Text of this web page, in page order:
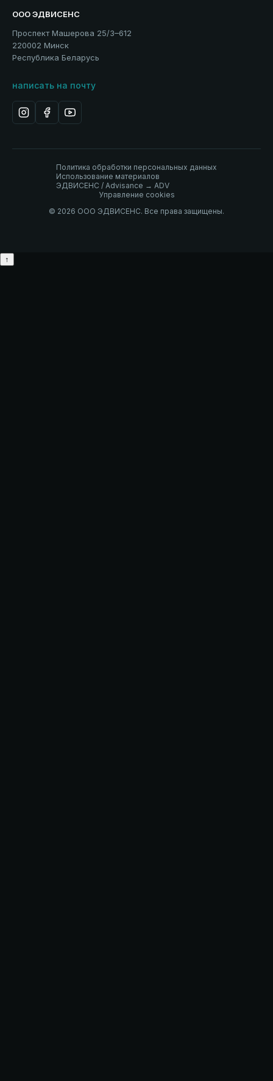
ООО ЭДВИСЕНС
Проспект Машерова 25/3–612
220002 Минск
Республика Беларусь
написать на почту
Политика обработки персональных данных
Использование материалов
ЭДВИСЕНС / Advisance → ADV
Управление cookies
© 2026 ООО ЭДВИСЕНС. Все права защищены.
↑